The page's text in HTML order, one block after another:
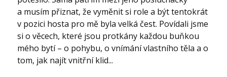
a musím přiznat, že vyměnit si role a být tentokrát
v pozici hosta pro mě byla velká čest. Povídali jsme
si o věcech, které jsou protkány každou buňkou
mého bytí – o pohybu, o vnímání vlastního těla a o
tom, jak najít vnitřní klid...